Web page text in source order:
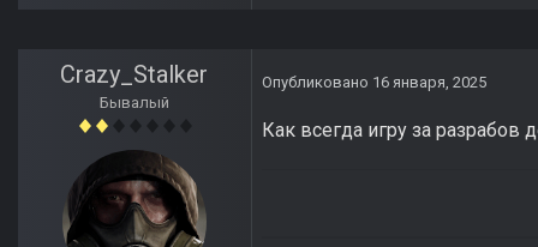
Crazy_Stalker
Бывалый
Опубликовано 16 января, 2025
Как всегда игру за